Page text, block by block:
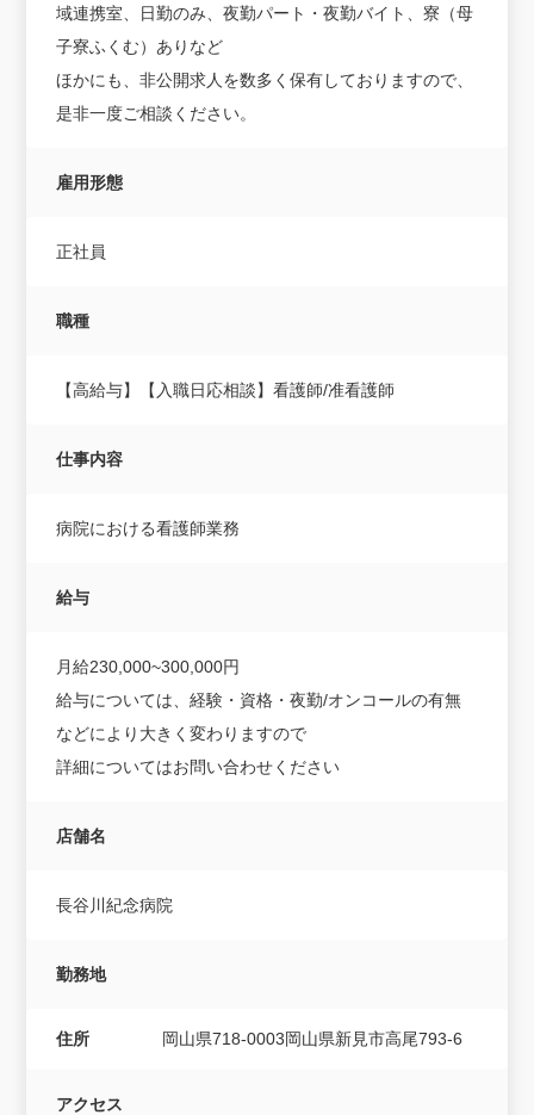
域連携室、日勤のみ、夜勤パート・夜勤バイト、寮（母
子寮ふくむ）ありなど
ほかにも、非公開求人を数多く保有しておりますので、
是非一度ご相談ください。
雇用形態
正社員
職種
【高給与】【入職日応相談】看護師/准看護師
仕事内容
病院における看護師業務
給与
月給230,000~300,000円
給与については、経験・資格・夜勤/オンコールの有無
などにより大きく変わりますので
詳細についてはお問い合わせください
店舗名
長谷川紀念病院
勤務地
住所 岡山県718-0003岡山県新見市高尾793-6
アクセス